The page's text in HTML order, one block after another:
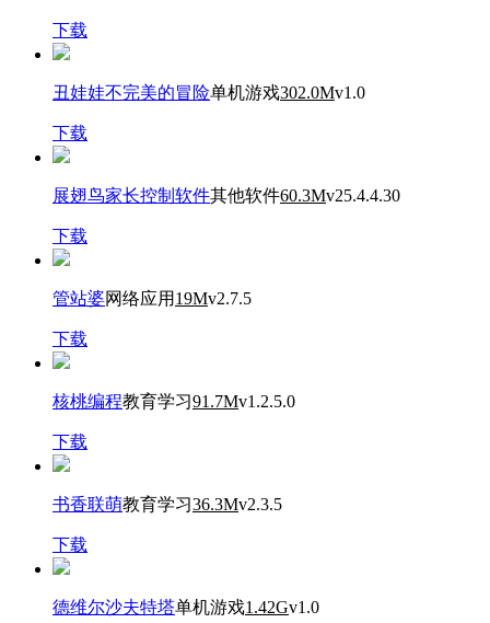
下载
丑娃娃不完美的冒险单机游戏302.0Mv1.0
下载
展翅鸟家长控制软件其他软件60.3Mv25.4.4.30
下载
管站婆网络应用 19Mv2.7.5
下载
核桃编程教育学习91.7Mv1.2.5.0
下载
书香联萌教育学习36.3Mv2.3.5
下载
德维尔沙夫特塔单机游戏1.42Gv1.0